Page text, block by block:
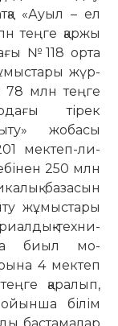
«Ауыл – ел
теңге қаржы
№118 орта
жүр­
78 млн теңге
тірек
жобасы
мектеп-ли­
250 млн
базасын
жұ­мыс­­­тары
тех­ни­
биыл мо­
4 мектеп
қаралып,
білім
бастамалар